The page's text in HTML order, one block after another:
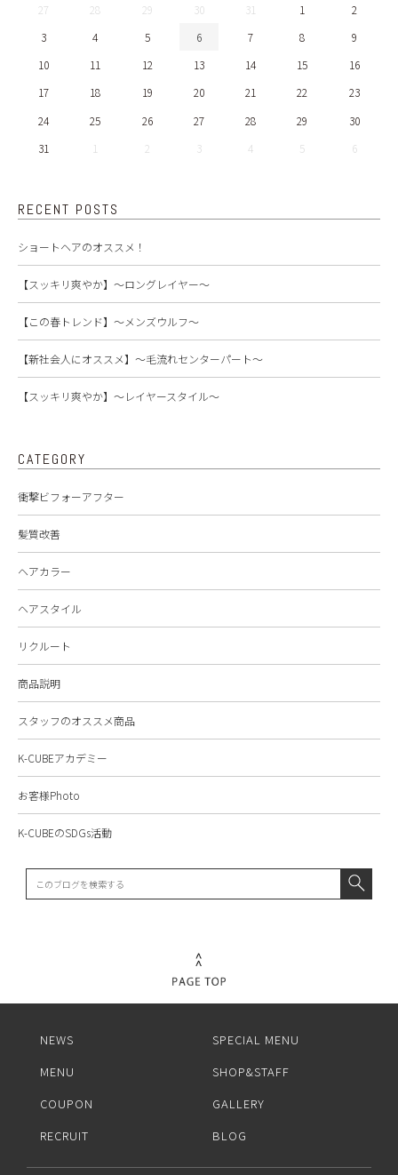
27
28 29 30 31 1
2
3
4 5 6 7 8
9
10
11 12 13 14 15
16
17
18 19 20 21 22
23
24
25 26 27 28 29
30
31
1 2 3 4 5 6
RECENT POSTS
ショートヘアのオススメ！
【スッキリ爽やか】～ロングレイヤー～
【この春トレンド】～メンズウルフ～
【新社会人にオススメ】～毛流れセンターパート～
【スッキリ爽やか】～レイヤースタイル～
CATEGORY
衝撃ビフォーアフター
髪質改善
ヘアカラー
ヘアスタイル
リクルート
商品説明
スタッフのオススメ商品
K-CUBEアカデミー
お客様Photo
K-CUBEのSDGs活動
NEWS
SPECIAL MENU
MENU
SHOP&STAFF
COUPON
GALLERY
RECRUIT
BLOG